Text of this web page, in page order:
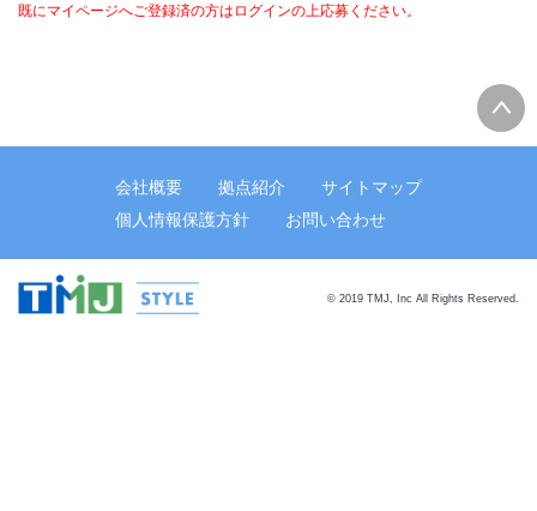
既にマイページへご登録済の方はログインの上応募ください。
会社概要 拠点紹介
サイトマップ
個人情報保護方針
お問い合わせ
© 2019 TMJ, Inc All Rights Reserved.